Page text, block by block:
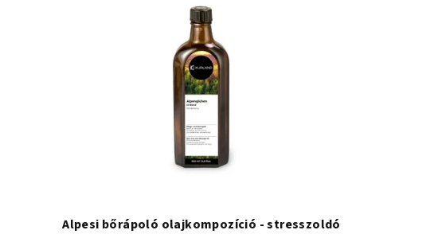
Alpesi bőrápoló olajkompozíció - stresszoldó